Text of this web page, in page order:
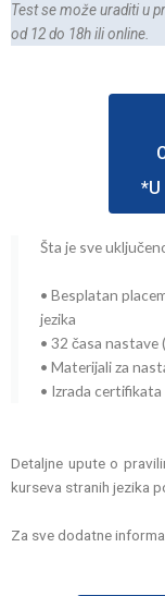
Test se može uraditi u
od 12 do 18h ili online.
*U
Šta je sve
• Besplatan
jezika
• 32 časa
• Materijali za
• Izrada certifikata
Detaljne upute o
kurseva stranih jezika
Za sve dodatne